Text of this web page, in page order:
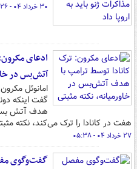
۳۰ خرداد ۰۴ - ۰۹:۲۶
ادعای
آتش‌بس در
امانوئل
گفت اینکه
هدف آتش بس
هفت در کانادا را ترک می‌کند، نکته
۲۷ خرداد ۰۴ - ۰۵:۳۸
گفت‌وگوی